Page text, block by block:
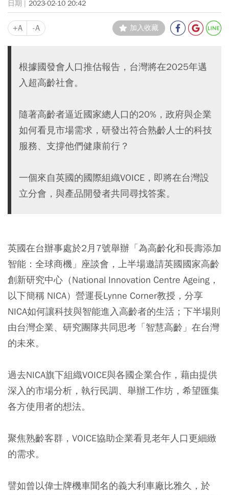
2023-02-10 20:42
+A -A 加入收藏
根據國發會人口推估報告，台灣將在2025年邁
入超高齡社會。
隨著高齡者逼近國家總人口的20%，政府與企業
如何看見市場需求，研發出符合熟齡人士的科技
服務、支撐他們健康前行？
一個來自英國的國際組織VOICE，即將在台灣設
立分會，與產品開發者共同尋找答案。
英國在台辦事處於2月7號舉辦「為高齡化和長壽添加
智能：全球商機」座談會，上半場邀請英國國家高齡
創新研究中心（National Innovation Centre Ageing，
以下簡稱 NICA）營運長Lynne Corner教授，分享
NICA如何讓科技與智能進入高齡者的生活；下半場則
由台灣企業、研究團隊共同思考「智慧高齡」在台灣
的未來。
過去NICA旗下組織VOICE與各國企業合作，藉由提供
深入的市場分析，執行民調、舉辦工作坊，希望匯集
各方使用者的想法。
聚焦熟齡客群，VOICE協助企業看見老年人口更細緻
的需求。
譬如曾以偉士牌機車聞名的義大利車廠比雅久，於